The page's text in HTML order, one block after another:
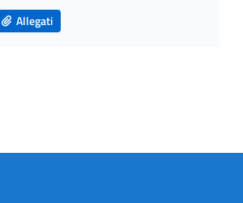
Allegati